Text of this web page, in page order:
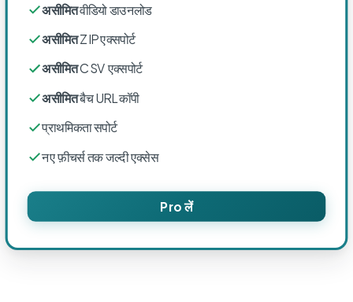
असीमितवीडियो डाउनलोड
असीमितZIP एक्सपोर्ट
असीमितCSV एक्सपोर्ट
असीमितबैच URL कॉपी
प्राथमिकता सपोर्ट
नए फ़ीचर्स तक जल्दी एक्सेस
Pro लें